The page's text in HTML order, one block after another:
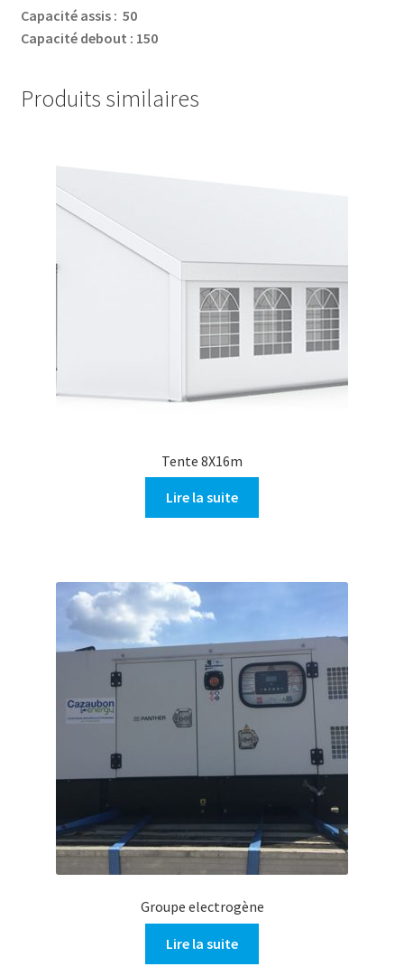
Capacité assis : 50
Capacité debout : 150
Produits similaires
Tente 8X16m
Lire la suite
Groupe electrogène
Lire la suite